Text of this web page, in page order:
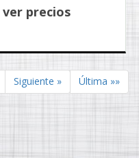
precios
Siguiente » Última »»